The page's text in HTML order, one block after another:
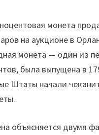
монета
на аукционе в
монета — один из
была выпущена в
Штаты начали
объясняется двумя